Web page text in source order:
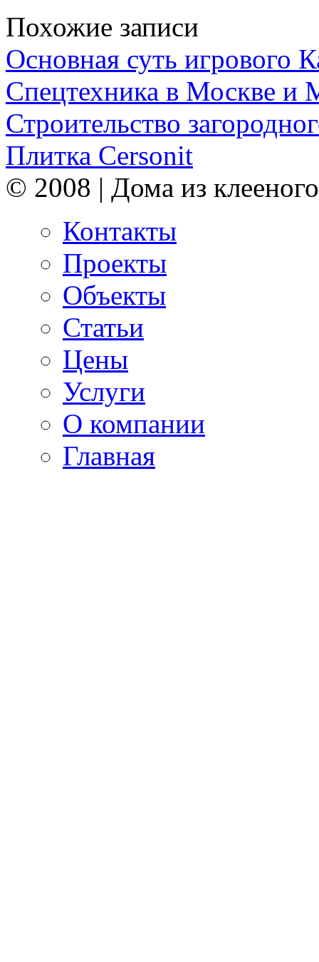
Похожие записи
Основная суть игрового
Спецтехника в Москве и
Строительство
Плитка Cersonit
© 2008 | Дома из
Контакты
Проекты
Объекты
Статьи
Цены
Услуги
О компании
Главная